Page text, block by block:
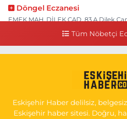
Döngel Eczanesi
EMEK MAH. DİLEK CAD. 83 A Dilek
İSTİKLAL MAH. ŞAİR FUZULİ CAD.
KARŞI KÖŞESİ ŞAİR FUZULİ AİLE
0 (222) 230 11 31 Yol Tarifi Al
Tüm Nöbetçi
Eskişehir Haber delilsiz,
Eskişehir haber sitesi. Doğru,